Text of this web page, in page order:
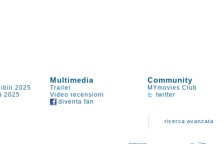
Multimedia Community
2025 Trailer
MYmovies Club
2025 Video recensioni
twitter
diventa fan
ricerca avanzata